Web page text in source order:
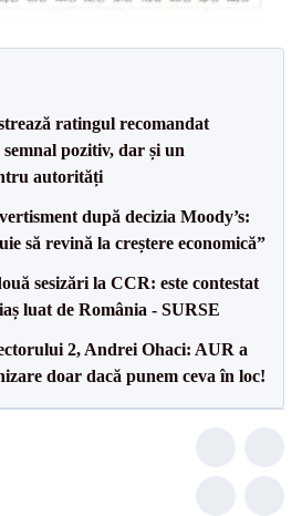
ratingul recomandat
pozitiv, dar și un
autorități
după decizia Moody’s:
să revină la creștere economică”
sesizări la CCR: este contestat
luat de România - SURSE
2, Andrei Ohaci: AUR a
doar dacă punem ceva în loc!